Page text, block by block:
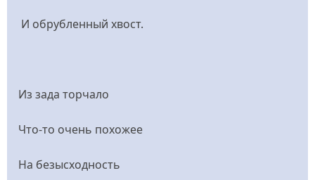
И обрубленный хвост.
Из зада торчало
Что-то очень похожее
На безысходность